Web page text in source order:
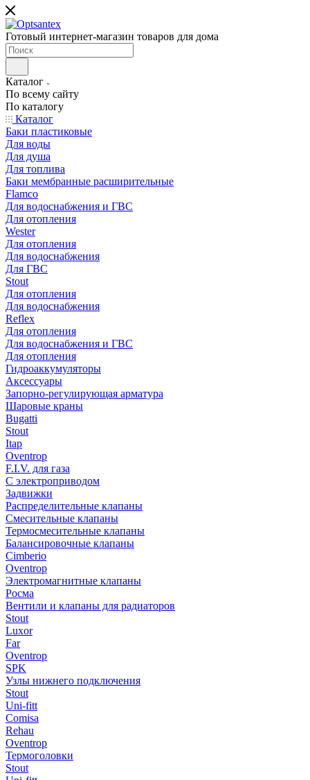
Готовый интернет-магазин товаров для дома
Каталог
По всему сайту
По каталогу
Каталог
Баки пластиковые
Для воды
Для душа
Для топлива
Баки мембранные расширительные
Flamco
Для водоснабжения и ГВС
Для отопления
Wester
Для отопления
Для водоснабжения
Для ГВС
Stout
Для отопления
Для водоснабжения
Reflex
Для отопления
Для водоснабжения и ГВС
Для отопления
Гидроаккумуляторы
Аксессуары
Запорно-регулирующая арматура
Шаровые краны
Bugatti
Stout
Itap
Oventrop
F.I.V. для газа
С электроприводом
Задвижки
Распределительные клапаны
Cмесительные клапаны
Термосмесительные клапаны
Балансировочные клапаны
Cimberio
Oventrop
Электромагнитные клапаны
Росма
Вентили и клапаны для радиаторов
Stout
Luxor
Far
Oventrop
SPK
Узлы нижнего подключения
Stout
Uni-fitt
Comisa
Rehau
Oventrop
Термоголовки
Stout